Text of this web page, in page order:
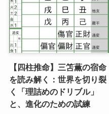
【四柱推命】三笘薫の宿命
を読み解く：世界を切り裂
く「理詰めのドリブル」
と、進化のための試練